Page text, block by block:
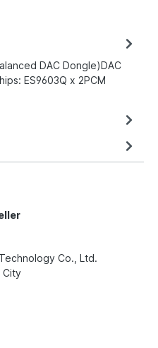
DAC Dongle)DAC
ES9603Q x 2PCM
Co., Ltd.
City